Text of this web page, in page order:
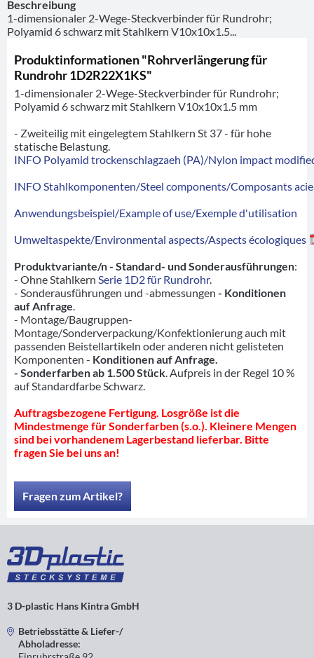
Beschreibung
1-dimensionaler 2-Wege-Steckverbinder für Rundrohr;
Polyamid 6 schwarz mit Stahlkern V10x10x1.5...
Produktinformationen "Rohrverlängerung für
Rundrohr 1D2R22X1KS"
1-dimensionaler 2-Wege-Steckverbinder für Rundrohr;
Polyamid 6 schwarz mit Stahlkern V10x10x1.5 mm
- Zweiteilig mit eingelegtem Stahlkern St 37 - für hohe
statische Belastung.
INFO Polyamid trockenschlagzaeh (PA)/Nylon impact
INFO Stahlkomponenten/Steel components/Composants
Anwendungsbeispiel/Example of use/Exemple d'utilisation
Umweltaspekte/Environmental aspects/Aspects écologiques
Produktvariante/n - Standard- und Sonderausführungen:
- Ohne Stahlkern Serie 1D2 für Rundrohr.
- Sonderausführungen und -abmessungen - Konditionen
auf Anfrage
- Montage/Baugruppen-
Montage/Sonderverpackung/Konfektionierung auch mit
passenden Beistellartikeln oder anderen nicht gelisteten
Komponenten - Konditionen auf Anfrage.
- Sonderfarben ab 1.500 Stück . Aufpreis in der Regel 10 %
auf Standardfarbe Schwarz.
Auftragsbezogene Fertigung. Losgröße ist die
Mindestmenge für Sonderfarben (s.o.). Kleinere Mengen
sind bei vorhandenem Lagerbestand lieferbar. Bitte
fragen Sie bei uns an!
Fragen zum Artikel?
3 D-plastic Hans Kintra GmbH
Betriebsstätte & Liefer-/
Abholadresse: